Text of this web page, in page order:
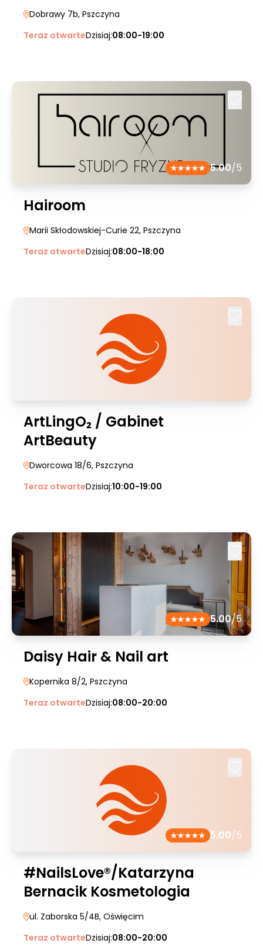
Dobrawy 7b, Pszczyna
Teraz otwarteDzisiaj:08:00-19:00
5.00/5
Hairoom
Marii Skłodowskiej-Curie 22, Pszczyna
Teraz otwarteDzisiaj:08:00-18:00
ArtLingO₂ / Gabinet
ArtBeauty
Dworcowa 18/6, Pszczyna
Teraz otwarteDzisiaj:10:00-19:00
5.00/5
Daisy Hair & Nail art
Kopernika 8/2, Pszczyna
Teraz otwarteDzisiaj:08:00-20:00
5.00/5
#NailsLove®/Katarzyna
Bernacik Kosmetologia
ul. Zaborska 5/4B, Oświęcim
Teraz otwarteDzisiaj:08:00-20:00